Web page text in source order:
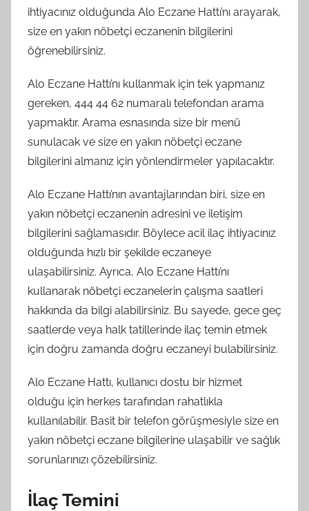
ihtiyacınız olduğunda Alo Eczane Hattı’nı arayarak,
size en yakın nöbetçi eczanenin bilgilerini
öğrenebilirsiniz.
Alo Eczane Hattı’nı kullanmak için tek yapmanız
gereken, 444 44 62 numaralı telefondan arama
yapmaktır. Arama esnasında size bir menü
sunulacak ve size en yakın nöbetçi eczane
bilgilerini almanız için yönlendirmeler yapılacaktır.
Alo Eczane Hattı’nın avantajlarından biri, size en
yakın nöbetçi eczanenin adresini ve iletişim
bilgilerini sağlamasıdır. Böylece acil ilaç ihtiyacınız
olduğunda hızlı bir şekilde eczaneye
ulaşabilirsiniz. Ayrıca, Alo Eczane Hattı’nı
kullanarak nöbetçi eczanelerin çalışma saatleri
hakkında da bilgi alabilirsiniz. Bu sayede, gece geç
saatlerde veya halk tatillerinde ilaç temin etmek
için doğru zamanda doğru eczaneyi bulabilirsiniz.
Alo Eczane Hattı, kullanıcı dostu bir hizmet
olduğu için herkes tarafından rahatlıkla
kullanılabilir. Basit bir telefon görüşmesiyle size en
yakın nöbetçi eczane bilgilerine ulaşabilir ve sağlık
sorunlarınızı çözebilirsiniz.
İlaç Temini